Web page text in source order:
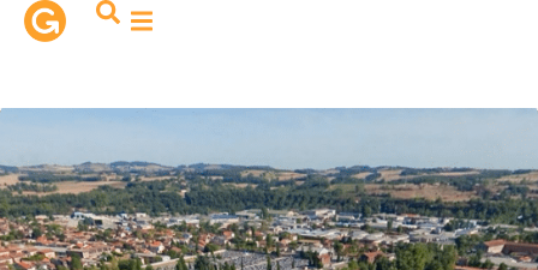
principal